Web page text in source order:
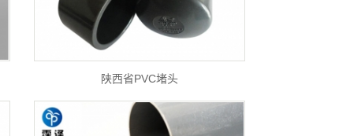
陕西省PVC堵头